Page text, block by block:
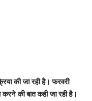
की जा रही है। फरवरी
की बात कही जा रही है।